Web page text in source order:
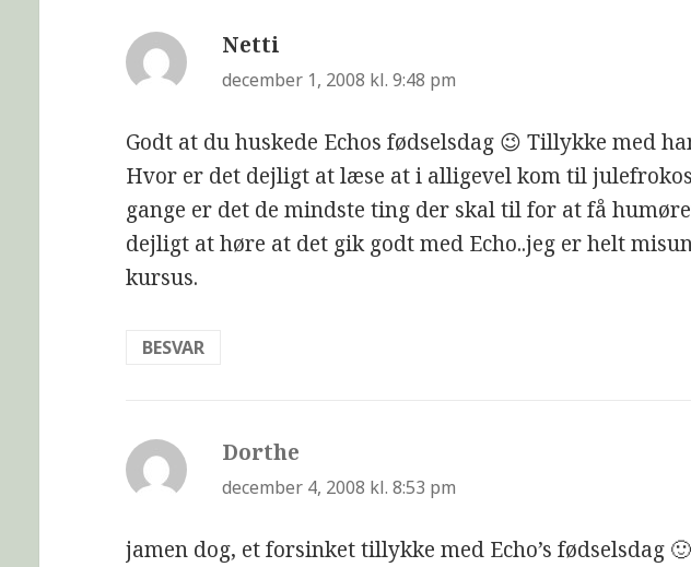
Netti
december 1, 2008 kl. 9:48 pm
Godt at du huskede Echos fødselsdag 😉 Tillykke med
Hvor er det dejligt at læse at i alligevel kom til
gange er det de mindste ting der skal til for at få
dejligt at høre at det gik godt med Echo..jeg er helt
kursus.
BESVAR
Dorthe
december 4, 2008 kl. 8:53 pm
jamen dog, et forsinket tillykke med Echo’s fødselsdag